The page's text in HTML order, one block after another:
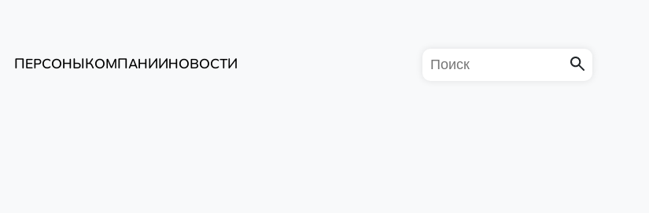
ПЕРСОНЫКОМПАНИИНОВОСТИ